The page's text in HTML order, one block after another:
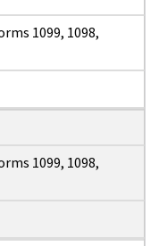
1099, 1098,
1099, 1098,